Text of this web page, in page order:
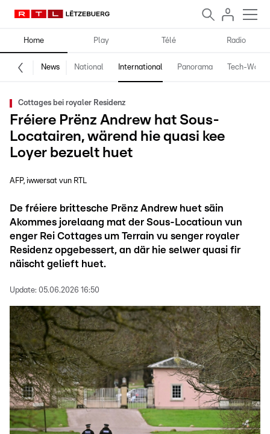
Home Play Télé Radio
News National International Panorama Tech-World
Cottages bei royaler Residenz
Fréiere Prënz Andrew hat Sous-
Locatairen, wärend hie quasi kee
Loyer bezuelt huet
AFP, iwwersat vun RTL
De fréiere brittesche Prënz Andrew huet säin
Akommes jorelaang mat der Sous-Locatioun vun
enger Rei Cottages um Terrain vu senger royaler
Residenz opgebessert, an där hie selwer quasi fir
näischt gelieft huet.
Update: 05.06.2026 16:50